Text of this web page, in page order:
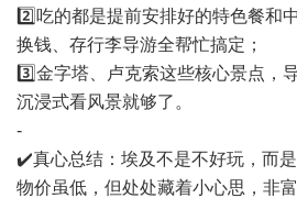
2️⃣吃的都是提前安排好的特色餐和
换钱、存行李导游全帮忙搞定；
3️⃣金字塔、卢克索这些核心景点，
沉浸式看风景就够了。
-
✔️真心总结：埃及不是不好玩，而
物价虽低，但处处藏着小心思，非